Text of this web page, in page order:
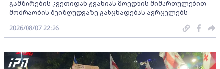
გამზირების კვეთიდან ჟვანიას მოედნის მიმართულებით
მოძრაობის შეიზღუდვაზე განცხადებას ავრცელებს
2026/08/07 22:26